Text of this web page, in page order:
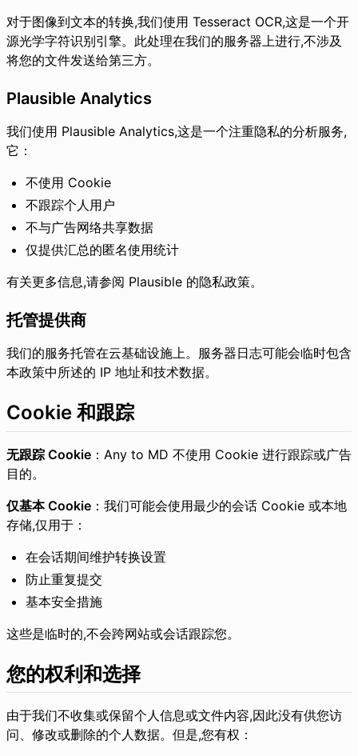
对于图像到文本的转换,我们使用 Tesseract OCR,这是一个开
源光学字符识别引擎。此处理在我们的服务器上进行,不涉及
将您的文件发送给第三方。
Plausible Analytics
我们使用 Plausible Analytics,这是一个注重隐私的分析服务,
它：
不使用 Cookie
不跟踪个人用户
不与广告网络共享数据
仅提供汇总的匿名使用统计
有关更多信息,请参阅 Plausible 的隐私政策。
托管提供商
我们的服务托管在云基础设施上。服务器日志可能会临时包含
本政策中所述的 IP 地址和技术数据。
Cookie 和跟踪
无跟踪 Cookie ：Any to MD 不使用 Cookie 进行跟踪或广告
目的。
仅基本 Cookie ：我们可能会使用最少的会话 Cookie 或本地
存储,仅用于：
在会话期间维护转换设置
防止重复提交
基本安全措施
这些是临时的,不会跨网站或会话跟踪您。
您的权利和选择
由于我们不收集或保留个人信息或文件内容,因此没有供您访
问、修改或删除的个人数据。但是,您有权：